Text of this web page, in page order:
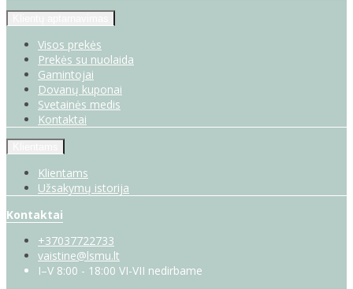
Visos prekės
Prekės su nuolaida
Gamintojai
Dovanų kuponai
Svetainės medis
Kontaktai
Klientams
Užsakymų istorija
Kontaktai
+37037722733
vaistine@lsmu.lt
I–V 8:00 - 18:00 VI-VII nedirbame